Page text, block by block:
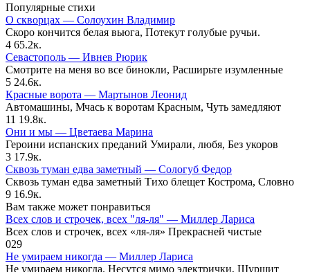
Популярные стихи
О скворцах — Солоухин Владимир
Скоро кончится белая вьюга, Потекут голубые ручьи.
4 65.2к.
Севастополь — Ивнев Рюрик
Смотрите на меня во все бинокли, Расширьте изумленные
5 24.6к.
Красные ворота — Мартынов Леонид
Автомашины, Мчась к воротам Красным, Чуть замедляют
11 19.8к.
Они и мы — Цветаева Марина
Героини испанских преданий Умирали, любя, Без укоров
3 17.9к.
Сквозь туман едва заметный — Сологуб Федор
Сквозь туман едва заметный Тихо блещет Кострома, Словно
9 16.9к.
Вам также может понравиться
Всех слов и строчек, всех "ля-ля" — Миллер Лариса
Всех слов и строчек, всех «ля-ля» Прекрасней чистые
029
Не умираем никогда — Миллер Лариса
Не умираем никогда. Несутся мимо электрички, Шуршит